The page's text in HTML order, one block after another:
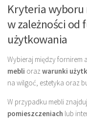
Kryteria
w zależności od
użytkowania
Wybieraj między fornirem
mebli oraz warunki
na wilgoć, estetyka oraz
W przypadku mebli
pomieszczeniach lub